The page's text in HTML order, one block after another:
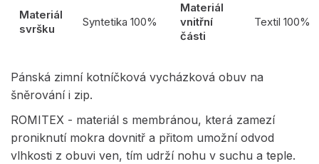
Materiál
svršku
Syntetika 100%
Materiál
vnitřní
části
Textil 100%
Pánská zimní kotníčková vycházková obuv na
šněrování i zip.
ROMITEX - materiál s membránou, která zamezí
proniknutí mokra dovnitř a přitom umožní odvod
vlhkosti z obuvi ven, tím udrží nohu v suchu a teple.